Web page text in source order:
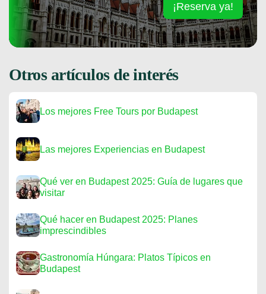
¡Reserva ya!
Otros artículos de interés
Los mejores Free Tours por Budapest
Las mejores Experiencias en Budapest
Qué ver en Budapest 2025: Guía de lugares que
visitar
Qué hacer en Budapest 2025: Planes
imprescindibles
Gastronomía Húngara: Platos Típicos en
Budapest